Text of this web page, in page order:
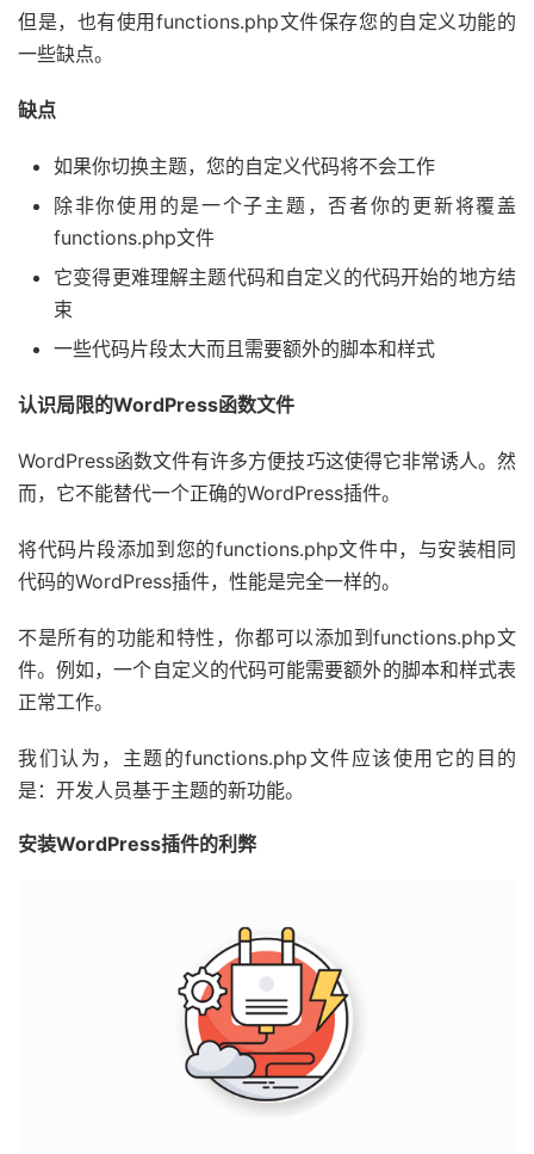
但是，也有使用functions.php文件保存您的自定义功能的
一些缺点。
缺点
如果你切换主题，您的自定义代码将不会工作
除非你使用的是一个子主题，否者你的更新将覆盖
functions.php文件
它变得更难理解主题代码和自定义的代码开始的地方结
束
一些代码片段太大而且需要额外的脚本和样式
认识局限的WordPress函数文件
WordPress函数文件有许多方便技巧这使得它非常诱人。然
而，它不能替代一个正确的WordPress插件。
将代码片段添加到您的functions.php文件中，与安装相同
代码的WordPress插件，性能是完全一样的。
不是所有的功能和特性，你都可以添加到functions.php文
件。例如，一个自定义的代码可能需要额外的脚本和样式表
正常工作。
我们认为，主题的functions.php文件应该使用它的目的
是：开发人员基于主题的新功能。
安装WordPress插件的利弊